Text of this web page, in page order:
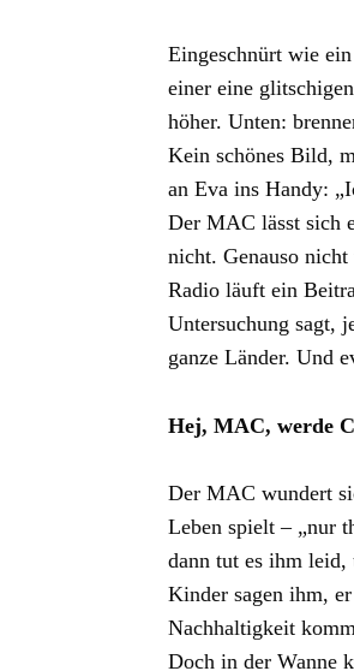
Eingeschnürt wie
einer eine
höher. Unten:
Kein schönes Bild,
an Eva ins Handy:
Der MAC lässt sich
nicht. Genauso
Radio läuft ein
Untersuchung sagt,
ganze Länder. Und
Hej, MAC, werde
Der MAC wundert
Leben spielt – „nur
dann tut es ihm leid,
Kinder sagen ihm,
Nachhaltigkeit
Doch in der Wanne